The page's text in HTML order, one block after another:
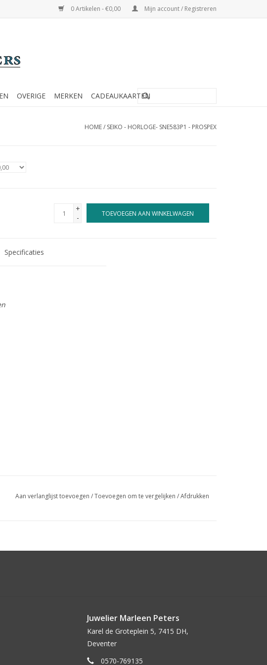
0 Artikelen - €0,00 Mijn account / Registreren
OVERIGE MERKEN CADEAUKAARTEN
HOME/ SEIKO - HORLOGE- SNE583P1 - PROSPEX
+
-
TOEVOEGEN AAN WINKELWAGEN
Specificaties
Aan verlanglijst toevoegen /Toevoegen om te vergelijken /Afdrukken
Juwelier Marleen Peters
Karel de Groteplein 5, 7415 DH,
Deventer
0570-769135